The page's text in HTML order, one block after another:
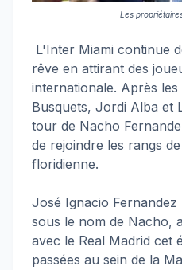
Les
L'Inter Miami continue
rêve en attirant des
internationale. Après
Busquets, Jordi Alba et
tour de Nacho
de rejoindre les rangs
floridienne.
José Ignacio
sous le nom de Nacho,
avec le Real Madrid cet
passées au sein de la